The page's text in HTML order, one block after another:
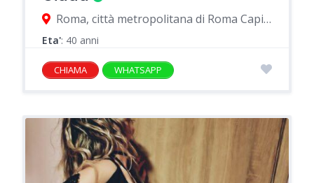
Roma, città metropolitana di Roma Capitale, Italia
Eta': 40 anni
CHIAMA WHATSAPP